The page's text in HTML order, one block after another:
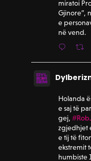
miratoi
Gjinore”,
e
në vend.
Holanda
e saj të
gej,
zgjedhjet
e tij të
ekstremit
humbiste